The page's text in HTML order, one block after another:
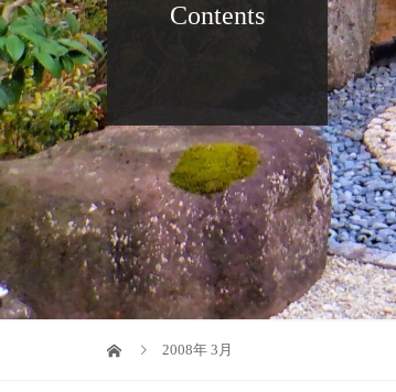
Contents
2008年 3月